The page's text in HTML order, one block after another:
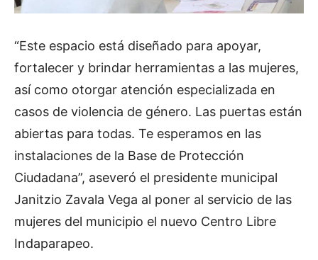
“Este espacio está diseñado para apoyar,
fortalecer y brindar herramientas a las mujeres,
así como otorgar atención especializada en
casos de violencia de género. Las puertas están
abiertas para todas. Te esperamos en las
instalaciones de la Base de Protección
Ciudadana”, aseveró el presidente municipal
Janitzio Zavala Vega al poner al servicio de las
mujeres del municipio el nuevo Centro Libre
Indaparapeo.